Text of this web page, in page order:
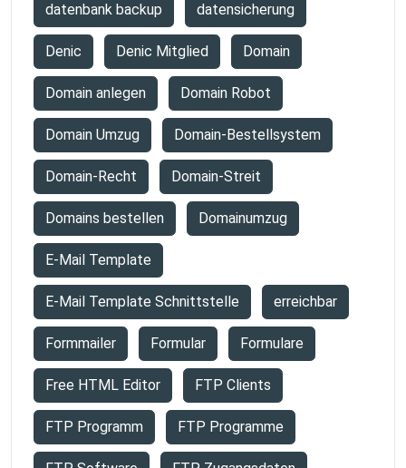
datenbank backup datensicherung
Denic Denic Mitglied Domain
Domain anlegen Domain Robot
Domain Umzug Domain-Bestellsystem
Domain-Recht Domain-Streit
Domains bestellen Domainumzug
E-Mail Template
E-Mail Template Schnittstelle erreichbar
Formmailer Formular Formulare
Free HTML Editor FTP Clients
FTP Programm FTP Programme